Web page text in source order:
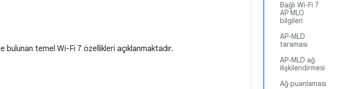
Bağlı Wi-Fi 7
AP MLO
bilgileri
AP-MLD
taraması
AP-MLD ağ
ilişkilendirmesi
Ağ puanlaması
temel Wi-Fi 7 özellikleri açıklanmaktadır.